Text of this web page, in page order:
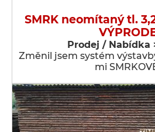
SMRK neomítaný tl.
Prodej / Nabídka
Změnil jsem systém
mi